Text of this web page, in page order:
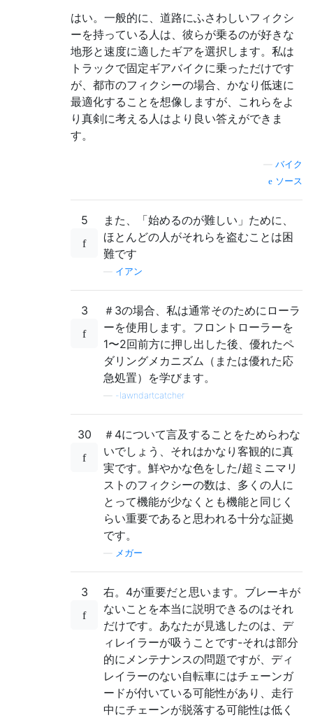
はい。一般的に、道路にふさわしいフィクシ
ーを持っている人は、彼らが乗るのが好きな
地形と速度に適したギアを選択します。私は
トラックで固定ギアバイクに乗っただけです
が、都市のフィクシーの場合、かなり低速に
最適化することを想像しますが、これらをよ
り真剣に考える人はより良い答えができま
す。
バイク
ソース
5
また、「始めるのが難しい」ために、
ほとんどの人がそれらを盗むことは困
難です
イアン
3
＃3の場合、私は通常そのためにローラ
ーを使用します。フロントローラーを
1〜2回前方に押し出した後、優れたペ
ダリングメカニズム（または優れた応
急処置）を学びます。
-lawndartcatcher
30
＃4について言及することをためらわな
いでしょう、それはかなり客観的に真
実です。鮮やかな色をした/超ミニマリ
ストのフィクシーの数は、多くの人に
とって機能が少なくとも機能と同じく
らい重要であると思われる十分な証拠
です。
メガー
3
右。4が重要だと思います。ブレーキが
ないことを本当に説明できるのはそれ
だけです。あなたが見逃したのは、デ
ィレイラーが吸うことです-それは部分
的にメンテナンスの問題ですが、ディ
レイラーのない自転車にはチェーンガ
ードが付いている可能性があり、走行
中にチェーンが脱落する可能性は低く